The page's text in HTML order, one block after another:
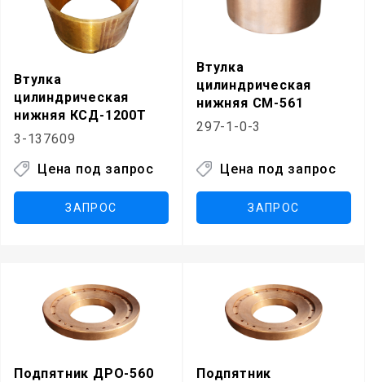
Втулка
цилиндрическая
нижняя КСД-1200Т
3-137609
Цена под запрос
ЗАПРОС
Втулка
цилиндрическая
нижняя СМ-561
297-1-0-3
Цена под запрос
ЗАПРОС
Подпятник ДРО-560
Подпятник